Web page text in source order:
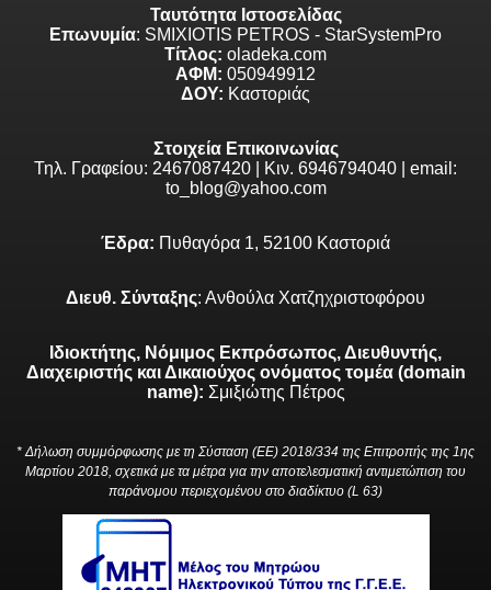
Ταυτότητα Ιστοσελίδας
Επωνυμία: SMIXIOTIS PETROS - StarSystemPro
Τίτλος: oladeka.com
ΑΦΜ: 050949912
ΔΟΥ: Καστοριάς
Στοιχεία Επικοινωνίας
Τηλ. Γραφείου: 2467087420 | Κιν. 6946794040 | email:
to_blog@yahoo.com
Έδρα: Πυθαγόρα 1, 52100 Καστοριά
Διευθ. Σύνταξης: Ανθούλα Χατζηχριστοφόρου
Ιδιοκτήτης, Νόμιμος Εκπρόσωπος, Διευθυντής,
Διαχειριστής και Δικαιούχος ονόματος τομέα (domain
name): Σμιξιώτης Πέτρος
* Δήλωση συμμόρφωσης με τη Σύσταση (ΕΕ) 2018/334 της Επιτροπής της 1ης
Μαρτίου 2018, σχετικά με τα μέτρα για την αποτελεσματική αντιμετώπιση του
παράνομου περιεχομένου στο διαδίκτυο (L 63)